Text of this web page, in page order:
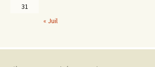
31
« Juil